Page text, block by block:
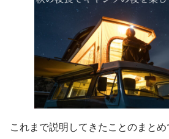
これまで説明してきたことのまと